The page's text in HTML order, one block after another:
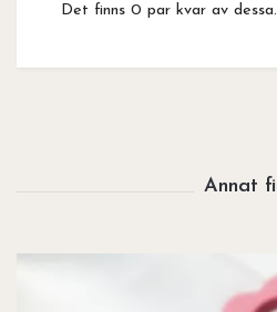
Det finns 0 par kvar av dessa.